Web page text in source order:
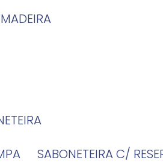
MADEIRA
SABONETEIRA C/